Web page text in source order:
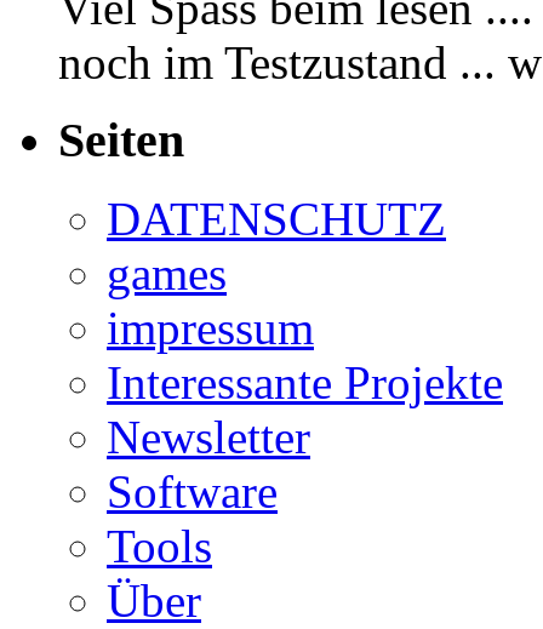
noch im Testzustand ...
Seiten
DATENSCHUTZ
games
impressum
Interessante Projekte
Newsletter
Software
Tools
Über